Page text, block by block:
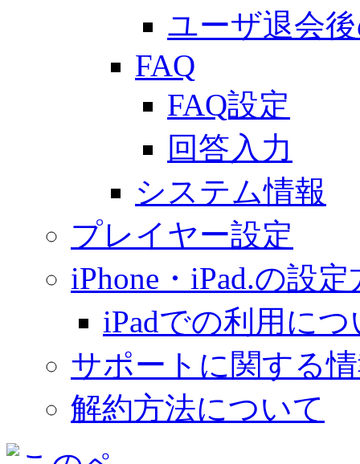
ユーザ退会
FAQ
FAQ設定
回答入力
システム情報
プレイヤー設定
iPhone・iPad.の設
iPadでの利用に
サポートに関する
解約方法について